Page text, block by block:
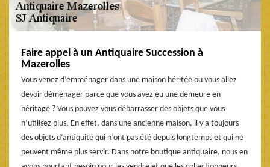
Faire appel à un Antiquaire Succession à
Mazerolles
Vous venez d’emménager dans une maison héritée ou vous allez
devoir déménager parce que vous avez eu une demeure en
héritage ? Vous pouvez vous débarrasser des objets que vous
n’utilisez plus. En effet, dans une ancienne maison, il y a toujours
des objets d’antiquité qui n’ont pas été depuis longtemps et qui ne
peuvent même plus servir. Dans notre boutique antiquaire, nous en